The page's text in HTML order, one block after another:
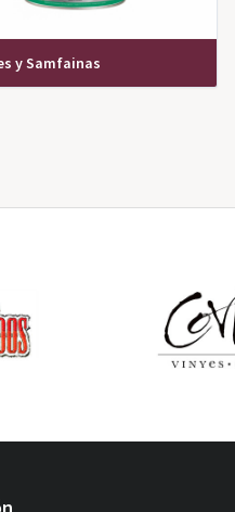
y Samfainas